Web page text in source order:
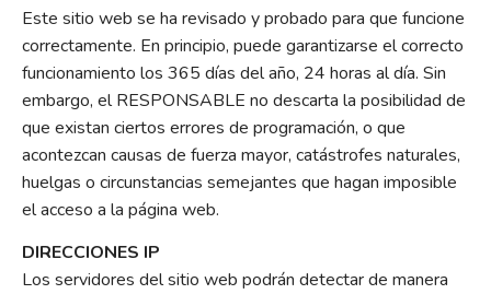
Este sitio web se ha revisado y probado para que funcione
correctamente. En principio, puede garantizarse el correcto
funcionamiento los 365 días del año, 24 horas al día. Sin
embargo, el RESPONSABLE no descarta la posibilidad de
que existan ciertos errores de programación, o que
acontezcan causas de fuerza mayor, catástrofes naturales,
huelgas o circunstancias semejantes que hagan imposible
el acceso a la página web.
DIRECCIONES IP
Los servidores del sitio web podrán detectar de manera